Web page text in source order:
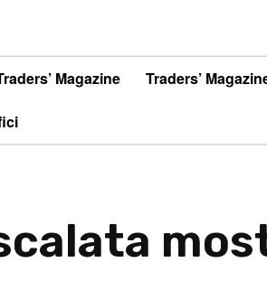
Magazine Traders’